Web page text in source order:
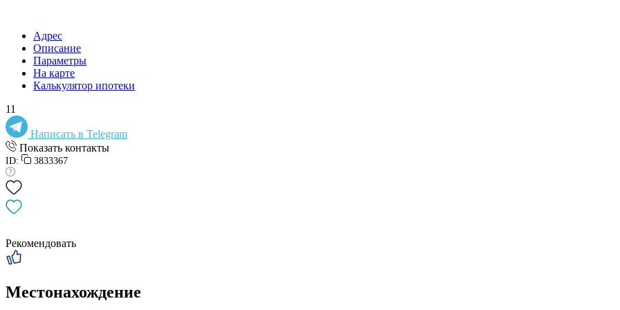
Адрес
Описание
Параметры
На карте
Калькулятор ипотеки
11
Написать в Telegram
Показать контакты
ID: 3833367
Рекомендовать
Местонахождение